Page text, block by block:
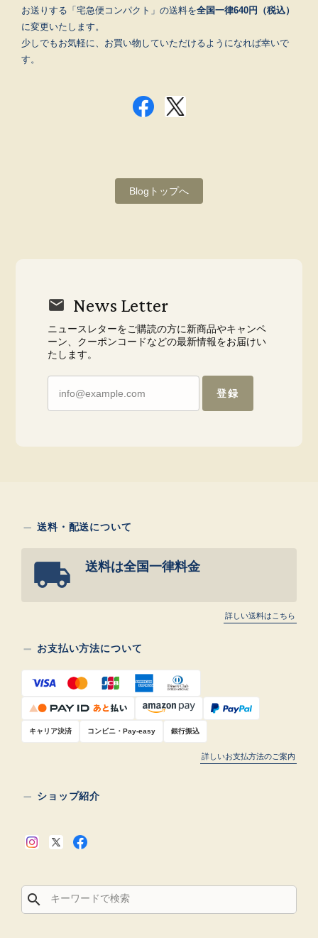
お送りする「宅急便コンパクト」の送料を全国一律640円（税込）
に変更いたします。
少しでもお気軽に、お買い物していただけるようになれば幸いで
す。
Blogトップへ
News Letter
ニュースレターをご購読の方に新商品やキャンペ
ーン、クーポンコードなどの最新情報をお届けい
たします。
登録
送料・配送について
送料は全国一律料金
詳しい送料はこちら
お支払い方法について
キャリア決済 コンビニ・Pay-easy 銀行振込
詳しいお支払方法のご案内
ショップ紹介
search